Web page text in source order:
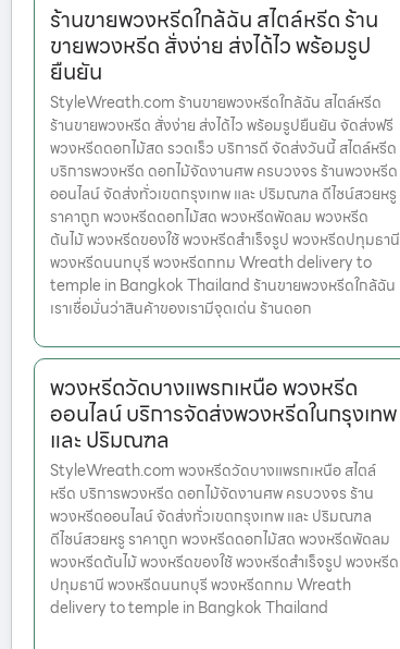
ร้านขายพวงหรีดใกล้ฉัน สไตล์หรีด ร้าน
ขายพวงหรีด สั่งง่าย ส่งได้ไว พร้อมรูป
ยืนยัน
StyleWreath.com ร้านขายพวงหรีดใกล้ฉัน สไตล์หรีด
ร้านขายพวงหรีด สั่งง่าย ส่งได้ไว พร้อมรูปยืนยัน จัดส่งฟรี
พวงหรีดดอกไม้สด รวดเร็ว บริการดี จัดส่งวันนี้ สไตล์หรีด
บริการพวงหรีด ดอกไม้จัดงานศพ ครบวงจร ร้านพวงหรีด
ออนไลน์ จัดส่งทั่วเขตกรุงเทพ และ ปริมณฑล ดีไซน์สวยหรู
ราคาถูก พวงหรีดดอกไม้สด พวงหรีดพัดลม พวงหรีด
ต้นไม้ พวงหรีดของใช้ พวงหรีดสำเร็จรูป พวงหรีดปทุมธานี
พวงหรีดนนทบุรี พวงหรีดกทม Wreath delivery to
temple in Bangkok Thailand ร้านขายพวงหรีดใกล้ฉัน
เราเชื่อมั่นว่าสินค้าของเรามีจุดเด่น ร้านดอก
พวงหรีดวัดบางแพรกเหนือ พวงหรีด
ออนไลน์ บริการจัดส่งพวงหรีดในกรุงเทพ
และ ปริมณฑล
StyleWreath.com พวงหรีดวัดบางแพรกเหนือ สไตล์
หรีด บริการพวงหรีด ดอกไม้จัดงานศพ ครบวงจร ร้าน
พวงหรีดออนไลน์ จัดส่งทั่วเขตกรุงเทพ และ ปริมณฑล
ดีไซน์สวยหรู ราคาถูก พวงหรีดดอกไม้สด พวงหรีดพัดลม
พวงหรีดต้นไม้ พวงหรีดของใช้ พวงหรีดสำเร็จรูป พวงหรีด
ปทุมธานี พวงหรีดนนทบุรี พวงหรีดกทม Wreath
delivery to temple in Bangkok Thailand